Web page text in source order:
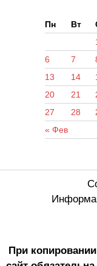
Пн
Вт
« Фев
6
7
13
14
20
21
27
28
При